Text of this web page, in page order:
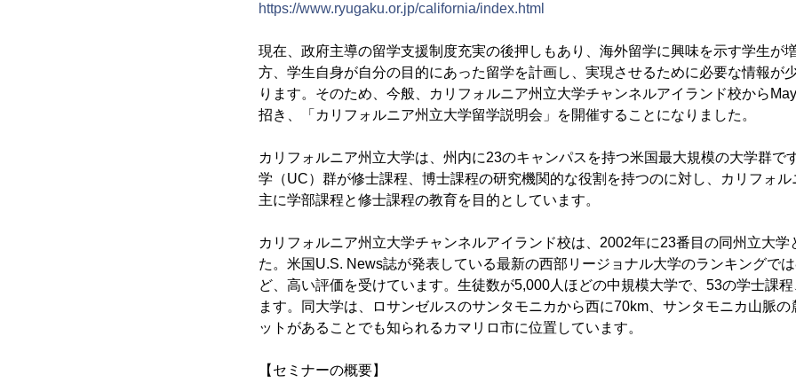
https://www.ryugaku.or.jp/california/index.html
現在、政府主導の留学支援制度充実の後押しもあり、海外留学に興味を示す学生が
方、学生自身が自分の目的にあった留学を計画し、実現させるために必要な情報が
ります。そのため、今般、カリフォルニア州立大学チャンネルアイランド校から
招き、「カリフォルニア州立大学留学説明会」を開催することになりました。
カリフォルニア州立大学は、州内に23のキャンパスを持つ米国最大規模の大学群で
学（UC）群が修士課程、博士課程の研究機関的な役割を持つのに対し、カリフォル
主に学部課程と修士課程の教育を目的としています。
カリフォルニア州立大学チャンネルアイランド校は、2002年に23番目の同州立大学
た。米国U.S. News誌が発表している最新の西部リージョナル大学のランキングで
ど、高い評価を受けています。生徒数が5,000人ほどの中規模大学で、53の学士課
ます。同大学は、ロサンゼルスのサンタモニカから西に70km、サンタモニカ山脈の
ットがあることでも知られるカマリロ市に位置しています。
【セミナーの概要】